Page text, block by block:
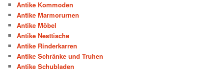
Antike Kommoden
Antike Marmorurnen
Antike Möbel
Antike Nesttische
Antike Rinderkarren
Antike Schränke und Truhen
Antike Schubladen